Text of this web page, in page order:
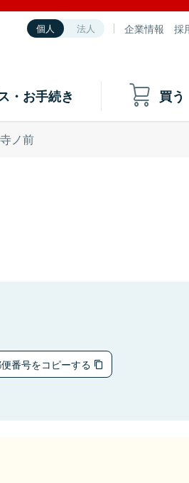
個人 法人 企業情報 採
・お手続き 買う
寺ノ前
番号をコピーする